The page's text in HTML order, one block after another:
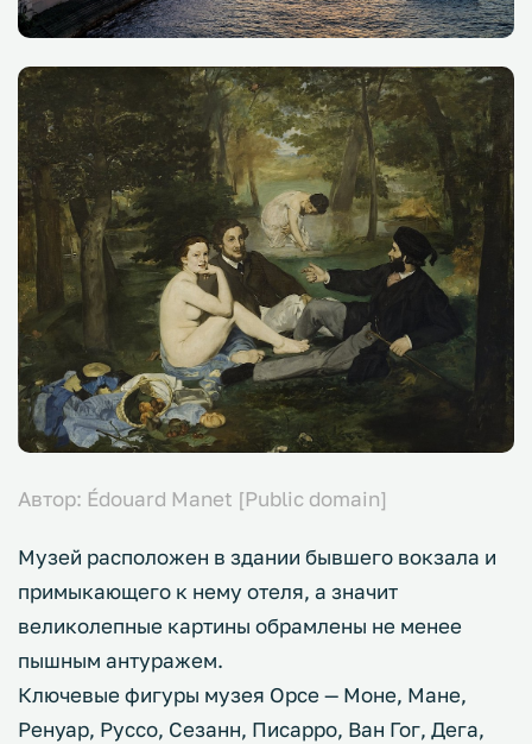
Автор: Édouard Manet [Public domain]
Музей расположен в здании бывшего вокзала и
примыкающего к нему отеля, а значит
великолепные картины обрамлены не менее
пышным антуражем.
Ключевые фигуры музея Орсе — Моне, Мане,
Ренуар, Руссо, Сезанн, Писарро, Ван Гог, Дега,